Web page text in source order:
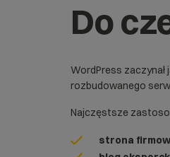
Do
WordPress
rozbudowanego
Najczęstsze
strona